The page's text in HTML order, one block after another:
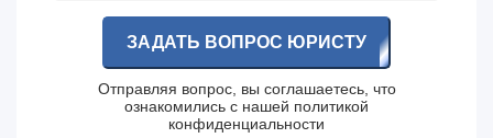
ЗАДАТЬ ВОПРОС ЮРИСТУ
Отправляя вопрос, вы соглашаетесь, что
ознакомились с нашей политикой
конфиденциальности